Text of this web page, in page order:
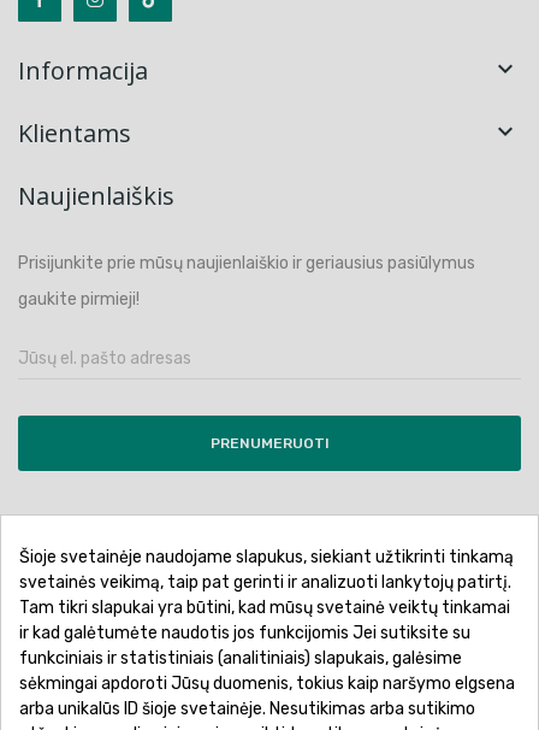
Informacija 
Klientams 
Naujienlaiškis
Prisijunkite prie mūsų naujienlaiškio ir geriausius pasiūlymus
gaukite pirmieji!
PRENUMERUOTI
Pirkimo sąlygos ir taisyklės
Privatumo politika
Garantinis aptarnavimas
Prekių pristatymas
Prekių grąžinimas
Atsiskaitymo būdai
Šioje svetainėje naudojame slapukus, siekiant užtikrinti tinkamą
svetainės veikimą, taip pat gerinti ir analizuoti lankytojų patirtį.
Tam tikri slapukai yra būtini, kad mūsų svetainė veiktų tinkamai
ir kad galėtumėte naudotis jos funkcijomis Jei sutiksite su
funkciniais ir statistiniais (analitiniais) slapukais, galėsime
sėkmingai apdoroti Jūsų duomenis, tokius kaip naršymo elgsena
arba unikalūs ID šioje svetainėje. Nesutikimas arba sutikimo